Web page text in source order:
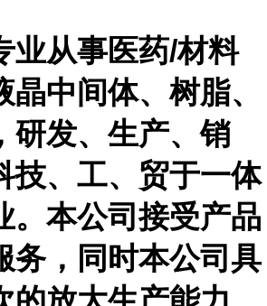
业从事医药/材料
中间体、树脂、
研发、生产、销
技、工、贸于一体
。本公司接受产品
务，同时本公司具